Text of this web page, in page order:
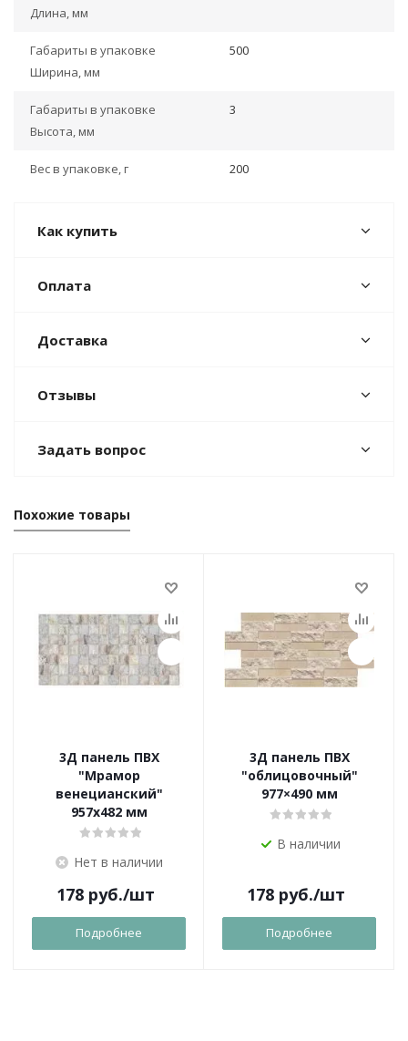
Длина, мм
Габариты в упаковке
Ширина, мм
500
Габариты в упаковке
Высота, мм
3
Вес в упаковке, г 200
Как купить
Оплата
Доставка
Отзывы
Задать вопрос
Похожие товары
3Д панель ПВХ
"Мрамор
венецианский"
957x482 мм
Нет в наличии
178 руб./шт
Подробнее
3Д панель ПВХ
"облицовочный"
977×490 мм
В наличии
178 руб./шт
Подробнее